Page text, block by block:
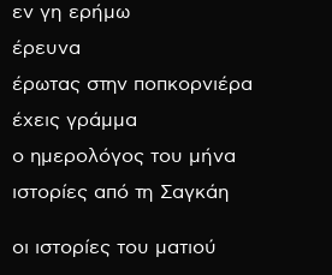
εν γη ερήμω
έρευνα
έρωτας στην ποπκορνιέρα
έχεις γράμμα
ο ημερολόγος του μήνα
ιστορίες από τη Σαγκάη
οι ιστορίες του ματιού